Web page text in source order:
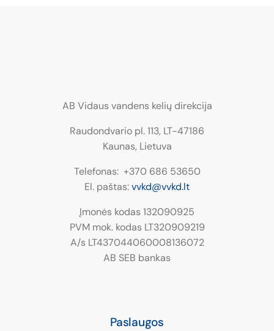
AB Vidaus vandens kelių direkcija
Raudondvario pl. 113, LT−47186
Kaunas, Lietuva
Telefonas: +370 686 53650
El. paštas:vvkd@vvkd.lt
Įmonės kodas 132090925
PVM mok. kodas LT320909219
A/s LT437044060008136072
AB SEB bankas
Paslaugos